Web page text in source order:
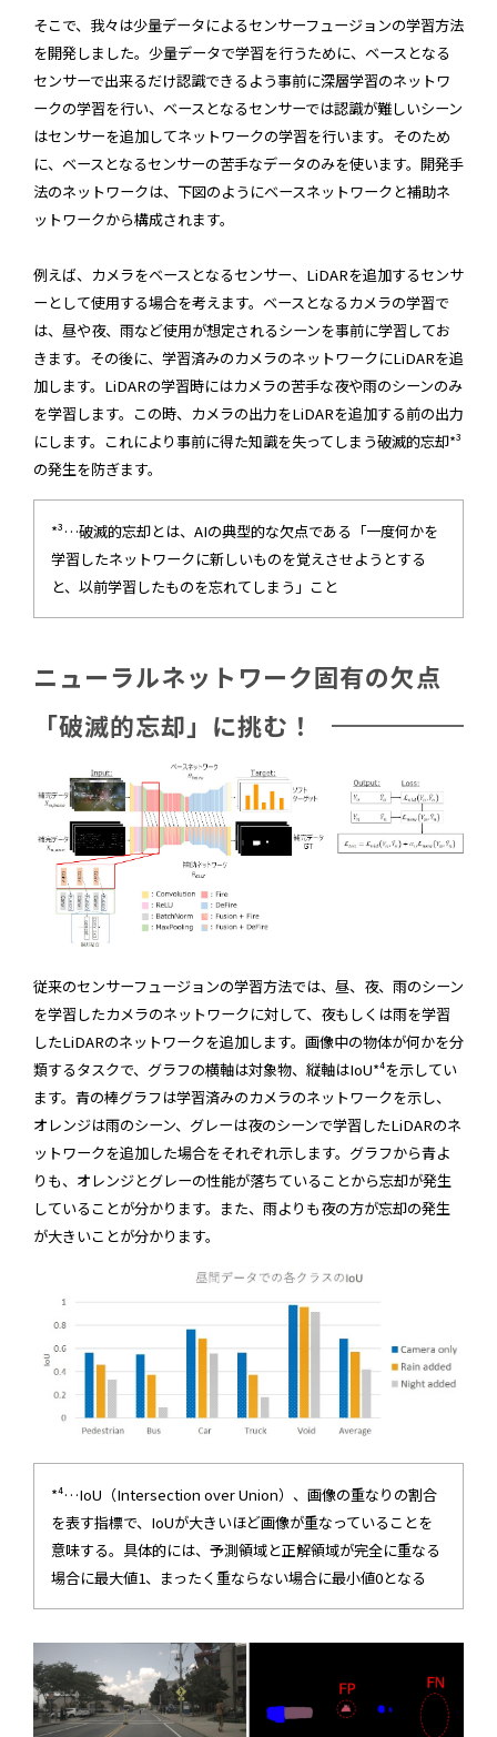
そこで、我々は少量データによるセンサーフュージョンの学習方法
を開発しました。少量データで学習を行うために、ベースとなる
センサーで出来るだけ認識できるよう事前に深層学習のネットワ
ークの学習を行い、ベースとなるセンサーでは認識が難しいシーン
はセンサーを追加してネットワークの学習を行います。そのため
に、ベースとなるセンサーの苦手なデータのみを使います。開発手
法のネットワークは、下図のようにベースネットワークと補助ネ
ットワークから構成されます。
例えば、カメラをベースとなるセンサー、LiDARを追加するセンサ
ーとして使用する場合を考えます。ベースとなるカメラの学習で
は、昼や夜、雨など使用が想定されるシーンを事前に学習してお
きます。その後に、学習済みのカメラのネットワークにLiDARを追
加します。LiDARの学習時にはカメラの苦手な夜や雨のシーンのみ
を学習します。この時、カメラの出力をLiDARを追加する前の出力
にします。これにより事前に得た知識を失ってしまう破滅的忘却*³
の発生を防ぎます。
*³…破滅的忘却とは、AIの典型的な欠点である「一度何かを
学習したネットワークに新しいものを覚えさせようとする
と、以前学習したものを忘れてしまう」こと
ニューラルネットワーク固有の欠点
「破滅的忘却」に挑む！
従来のセンサーフュージョンの学習方法では、昼、夜、雨のシーン
を学習したカメラのネットワークに対して、夜もしくは雨を学習
したLiDARのネットワークを追加します。画像中の物体が何かを分
類するタスクで、グラフの横軸は対象物、縦軸はIoU*⁴を示してい
ます。青の棒グラフは学習済みのカメラのネットワークを示し、
オレンジは雨のシーン、グレーは夜のシーンで学習したLiDARのネ
ットワークを追加した場合をそれぞれ示します。グラフから青よ
りも、オレンジとグレーの性能が落ちていることから忘却が発生
していることが分かります。また、雨よりも夜の方が忘却の発生
が大きいことが分かります。
*⁴…IoU（Intersection over Union）、画像の重なりの割合
を表す指標で、IoUが大きいほど画像が重なっていることを
意味する。具体的には、予測領域と正解領域が完全に重なる
場合に最大値1、まったく重ならない場合に最小値0となる